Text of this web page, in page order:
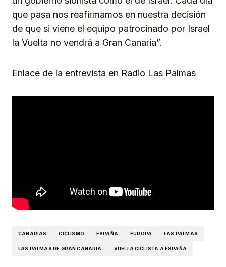
que pasa nos reafirmamos en nuestra decisión
de que si viene el equipo patrocinado por Israel
la Vuelta no vendrá a Gran Canaria”.
Enlace de la entrevista en Radio Las Palmas
CANARIAS CICLISMO ESPAÑA EUROPA LAS PALMAS
LAS PALMAS DE GRAN CANARIA VUELTA CICLISTA A ESPAÑA